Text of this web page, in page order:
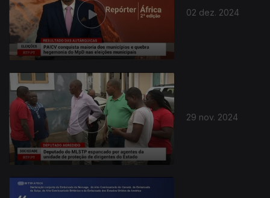
02 dez. 2024
29 nov. 2024
812535